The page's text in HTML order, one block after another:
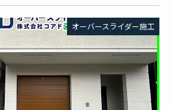
カタログ
BLOG
オーバースライダー施工